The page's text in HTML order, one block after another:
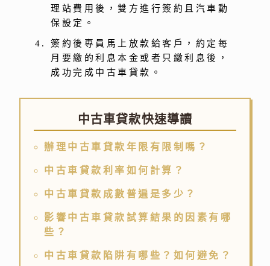
理站費用後，雙方進行簽約且汽車動
保設定。
簽約後專員馬上放款給客戶，約定每
月要繳的利息本金或者只繳利息後，
成功完成中古車貸款。
中古車貸款快速導讀
辦理中古車貸款年限有限制嗎？
中古車貸款利率如何計算？
中古車貸款成數普遍是多少？
影響中古車貸款試算結果的因素有哪
些？
中古車貸款陷阱有哪些？如何避免？